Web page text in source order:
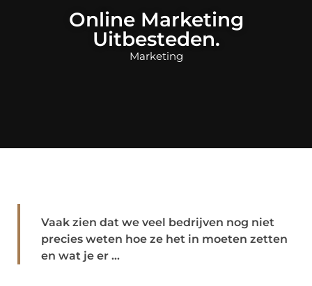
Online Marketing
Uitbesteden.
Marketing
Vaak zien dat we veel bedrijven nog niet
precies weten hoe ze het in moeten zetten
en wat je er ...